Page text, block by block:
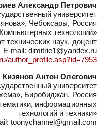
Александр Петрович
университет
Чебоксары, Россия
технологий»
технических наук, доцент
E-mail: dimitrie1@yandex.ru
author_profile.asp?id=7953
Кизянов Антон Олегович
университет
Биробиджан, Россия
информационных
технологий и техники»
toonychannel@gmail.com